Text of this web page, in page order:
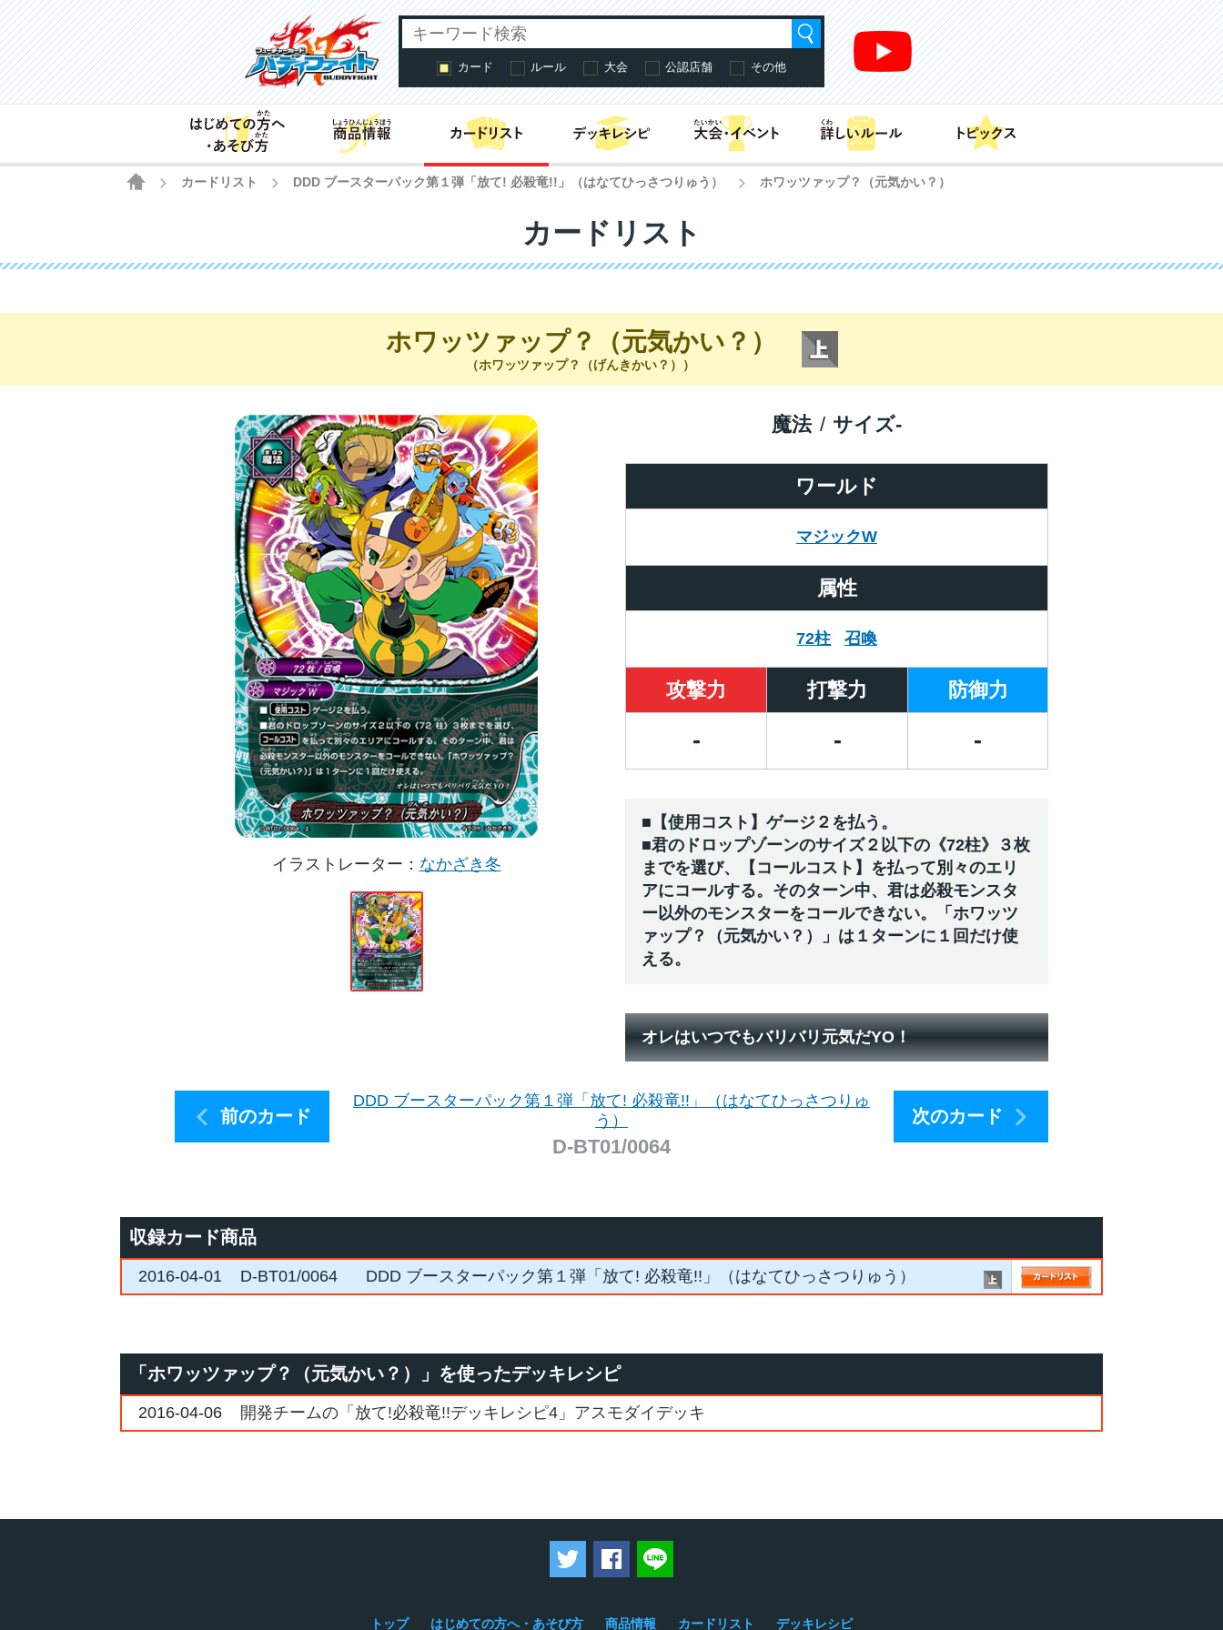
カード ルール 大会 公認店舗 その他
はじめての方へ・あそび方商品情報 カードリスト
HOME
カードリスト DDD ブースターパック第１弾「放て! 必殺竜!!」（はなてひっさつりゅう） ホワッツァップ？（元気かい？）
カードリスト
ホワッツァップ？（元気かい？）
（ホワッツァップ？（げんきかい？））
イラストレーター なかざき冬
ワールド
マジックW
魔法 サイズ-
属性
72柱 召喚
攻撃力 打撃力 防御力
- - -
■【使用コスト】ゲージ２を払う。
■君のドロップゾーンのサイズ２以下の《72柱》３枚
までを選び、【コールコスト】を払って別々のエリ
アにコールする。そのターン中、君は必殺モンスタ
ー以外のモンスターをコールできない。「ホワッツ
ァップ？（元気かい？）」は１ターンに１回だけ使
える。
オレはいつでもバリバリ元気だYO！
前のカード
DDD ブースターパック第１弾「放て! 必殺竜!!」（はなてひっさつりゅ
う）
D-BT01/0064
次のカード
収録カード商品
2016-04-01 D-BT01/0064 DDD ブースターパック第１弾「放て! 必殺竜!!」（はなてひっさつりゅう）
「ホワッツァップ？（元気かい？）」を使ったデッキレシピ
2016-04-06 開発チームの「放て!必殺竜!!デッキレシピ4」アスモダイデッキ
ツイートするFacebookでシェアする
トップ はじめての方へ・あそび方 商品情報 カードリスト デッキレシピ